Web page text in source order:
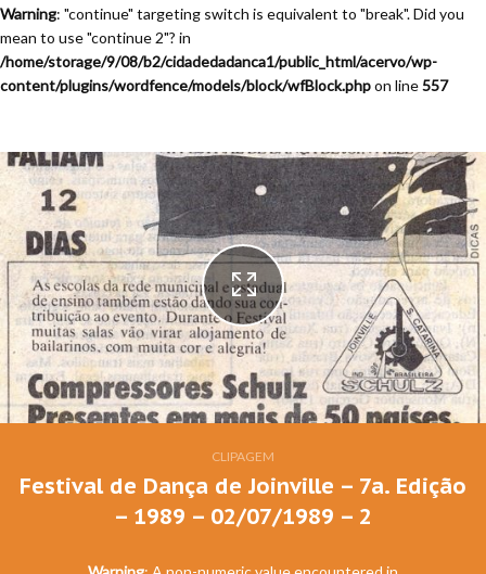
Warning: "continue" targeting switch is equivalent to "break". Did you
mean to use "continue 2"? in
/home/storage/9/08/b2/cidadedadanca1/public_html/acervo/wp-
content/plugins/wordfence/models/block/wfBlock.phpon line557
Festival de Dança de Joinville - 7a. Edição - 1989
CLIPAGEM
Festival de Dança de Joinville – 7a. Edição
– 1989 – 02/07/1989 – 2